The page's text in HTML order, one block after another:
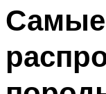
Самые